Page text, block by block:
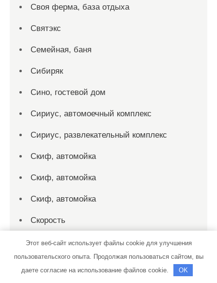
Своя ферма, база отдыха
Святэкс
Семейная, баня
Сибиряк
Сино, гостевой дом
Сириус, автомоечный комплекс
Сириус, развлекательный комплекс
Скиф, автомойка
Скиф, автомойка
Скиф, автомойка
Скорость
Служба эвакуации и скорой технической
помощи, Служба эвакуации и скорой
технической помощи
Этот веб-сайт использует файлы cookie для улучшения
пользовательского опыта. Продолжая пользоваться сайтом, вы
даете согласие на использование файлов cookie.
OK